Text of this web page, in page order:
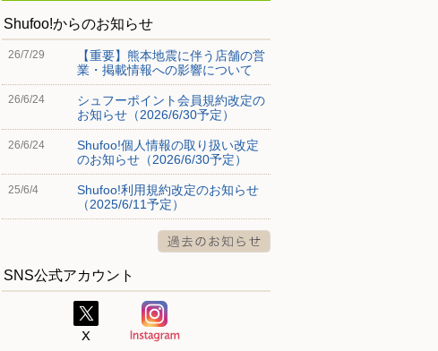
Shufoo!からのお知らせ
26/7/29
【重要】熊本地震に伴う店舗の営
業・掲載情報への影響について
26/6/24
シュフーポイント会員規約改定の
お知らせ（2026/6/30予定）
26/6/24
Shufoo!個人情報の取り扱い改定
のお知らせ（2026/6/30予定）
25/6/4
Shufoo!利用規約改定のお知らせ
（2025/6/11予定）
SNS公式アカウント